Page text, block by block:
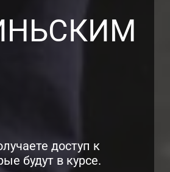
доступ к
будут в курсе.